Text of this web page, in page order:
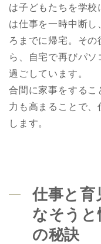
は子どもたちを学
は仕事を一時中断し
ろまでに帰宅。そ
ら、自宅で再びパ
過ごしています。
合間に家事をするこ
力も高まることで
します。
仕事と育
なそう
の秘訣